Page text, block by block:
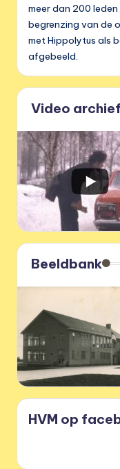
meer dan 200
begrenzing van de
met Hippolytus als
afgebeeld.
Video archief
Beeldbank
HVM op